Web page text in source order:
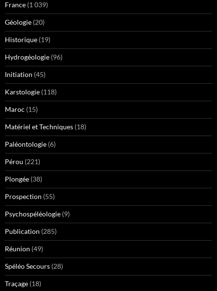
France (1 039)
Géologie (20)
Historique (19)
Hydrogéologie (96)
Initiation (45)
Karstologie (118)
Maroc (15)
Matériel et Techniques (18)
Paléontologie (6)
Pérou (221)
Plongée (38)
Prospection (55)
Psychospéléologie (9)
Publication (285)
Réunion (49)
Spéléo Secours (28)
Traçage (18)